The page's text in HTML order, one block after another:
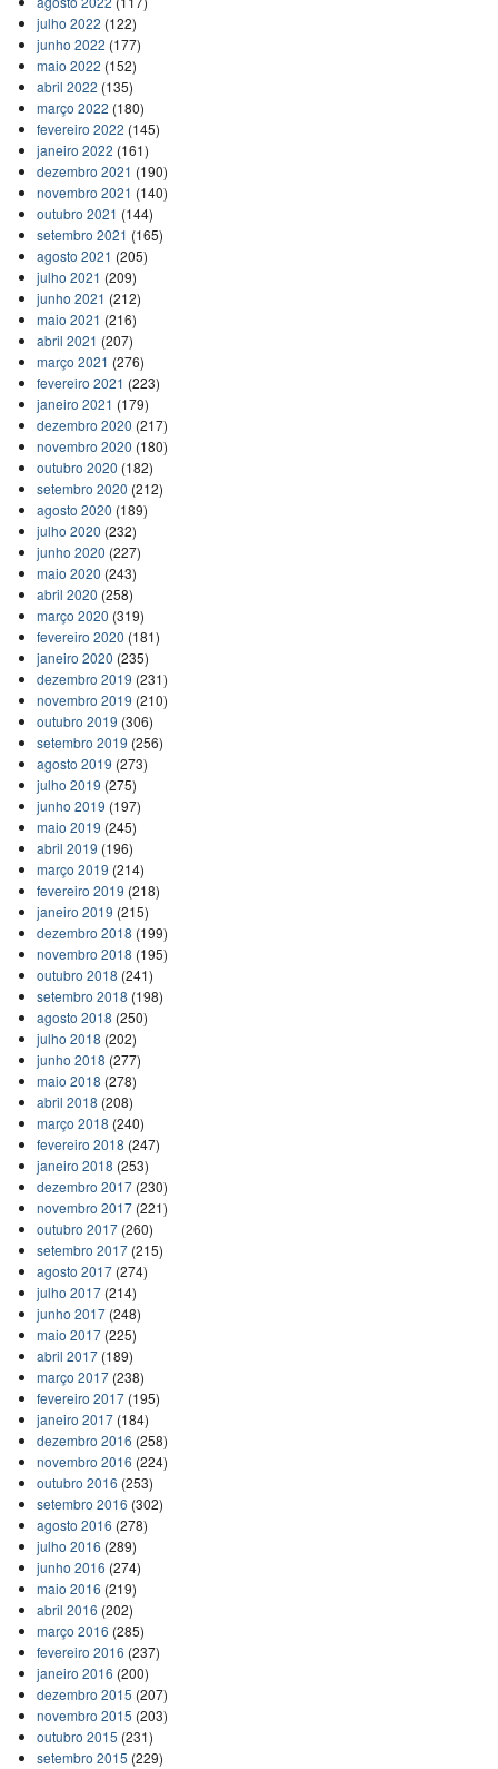
julho 2022 (122)
junho 2022 (177)
maio 2022 (152)
abril 2022 (135)
março 2022 (180)
fevereiro 2022 (145)
janeiro 2022 (161)
dezembro 2021 (190)
novembro 2021 (140)
outubro 2021 (144)
setembro 2021 (165)
agosto 2021 (205)
julho 2021 (209)
junho 2021 (212)
maio 2021 (216)
abril 2021 (207)
março 2021 (276)
fevereiro 2021 (223)
janeiro 2021 (179)
dezembro 2020 (217)
novembro 2020 (180)
outubro 2020 (182)
setembro 2020 (212)
agosto 2020 (189)
julho 2020 (232)
junho 2020 (227)
maio 2020 (243)
abril 2020 (258)
março 2020 (319)
fevereiro 2020 (181)
janeiro 2020 (235)
dezembro 2019 (231)
novembro 2019 (210)
outubro 2019 (306)
setembro 2019 (256)
agosto 2019 (273)
julho 2019 (275)
junho 2019 (197)
maio 2019 (245)
abril 2019 (196)
março 2019 (214)
fevereiro 2019 (218)
janeiro 2019 (215)
dezembro 2018 (199)
novembro 2018 (195)
outubro 2018 (241)
setembro 2018 (198)
agosto 2018 (250)
julho 2018 (202)
junho 2018 (277)
maio 2018 (278)
abril 2018 (208)
março 2018 (240)
fevereiro 2018 (247)
janeiro 2018 (253)
dezembro 2017(230)
novembro 2017(221)
outubro 2017(260)
setembro 2017(215)
agosto 2017(274)
julho 2017(214)
junho 2017(248)
maio 2017(225)
abril 2017(189)
março 2017(238)
fevereiro 2017(195)
janeiro 2017(184)
dezembro 2016 (258)
novembro 2016 (224)
outubro 2016 (253)
setembro 2016 (302)
agosto 2016 (278)
julho 2016 (289)
junho 2016 (274)
maio 2016 (219)
abril 2016 (202)
março 2016 (285)
fevereiro 2016 (237)
janeiro 2016 (200)
dezembro 2015 (207)
novembro 2015 (203)
outubro 2015 (231)
setembro 2015 (229)